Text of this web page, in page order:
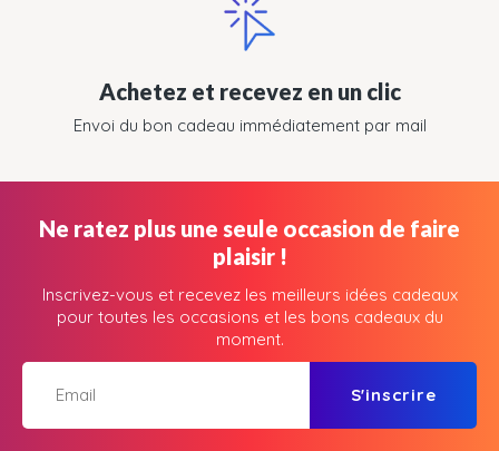
Achetez et recevez en un clic
Envoi du bon cadeau immédiatement par mail
Ne ratez plus une seule occasion de faire
plaisir !
Inscrivez-vous et recevez les meilleurs idées cadeaux
pour toutes les occasions et les bons cadeaux du
moment.
S'inscrire